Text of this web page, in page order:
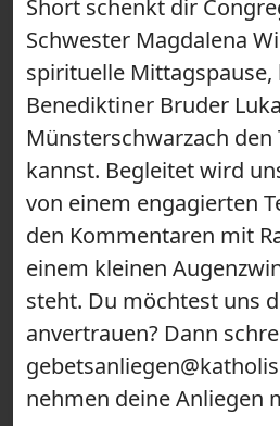
Short schenkt dir
Schwester Magdalena
spirituelle
Benediktiner Bruder
Münsterschwarzach den
kannst. Begleitet wird
von einem engagierten
den Kommentaren mit
einem kleinen
steht. Du möchtest uns
anvertrauen? Dann
nehmen deine Anliegen